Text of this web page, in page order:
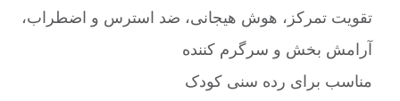
تقویت تمرکز، هوش هیجانی، ضد استرس و اضطراب،
آرامش بخش و سرگرم کننده
مناسب برای رده سنی کودک